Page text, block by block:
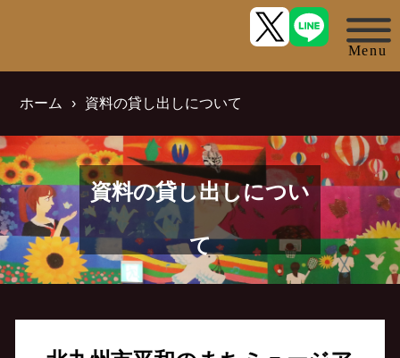
ホーム 資料の貸し出しについて
資料の貸し出しについ
て